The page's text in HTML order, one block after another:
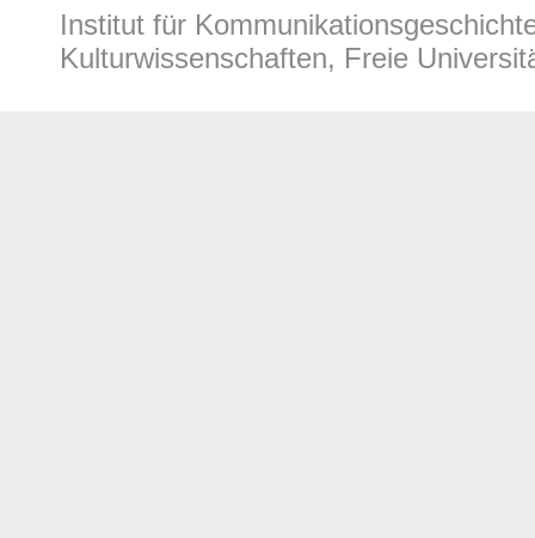
Institut für
Kulturwissenschaften, Freie